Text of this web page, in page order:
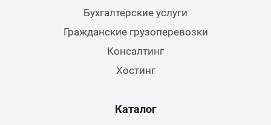
Бухгалтерские услуги
Гражданские грузоперевозки
Консалтинг
Хостинг
Каталог